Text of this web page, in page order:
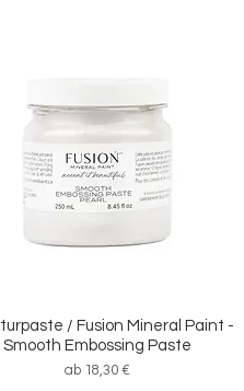
Schnellansicht
Streichset "Grundausstattung",
7-teilig
Standardpreis
46,20 € Sale-Preis
39,80 €
Schnellansicht
/ Fusion Mineral Paint -
Smooth Embossing Paste
ab 18,30 €
Sale-Preis